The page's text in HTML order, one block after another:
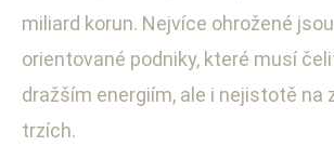
miliard korun. Nejvíce ohrožené
orientované podniky, které musí
dražším energiím, ale i nejistotě na
trzích.